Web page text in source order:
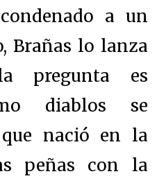
a un
Brañas lo lanza
pregunta es
diablos se
nació en la
peñas con la